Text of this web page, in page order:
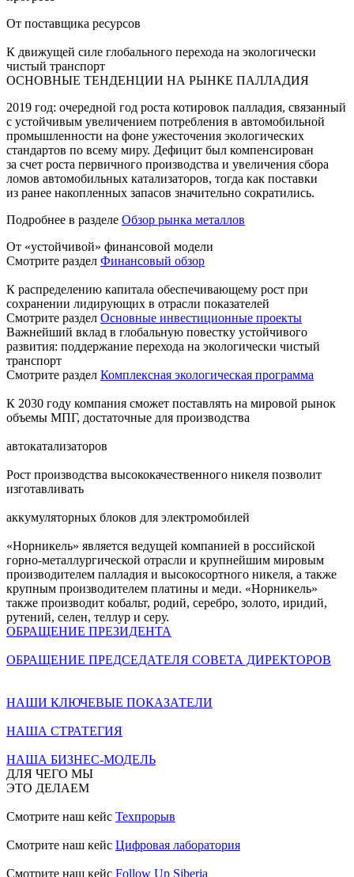
От поставщика ресурсов
К движущей силе глобального перехода на экологически
чистый транспорт
ОСНОВНЫЕ ТЕНДЕНЦИИ НА РЫНКЕ ПАЛЛАДИЯ
2019 год: очередной год роста котировок палладия, связанный
с устойчивым увеличением потребления в автомобильной
промышленности на фоне ужесточения экологических
стандартов по всему миру. Дефицит был компенсирован
за счет роста первичного производства и увеличения сбора
ломов автомобильных катализаторов, тогда как поставки
из ранее накопленных запасов значительно сократились.
Подробнее в разделе Обзор рынка металлов
От «устойчивой» финансовой модели
Смотрите раздел Финансовый обзор
К распределению капитала обеспечивающему рост при
сохранении лидирующих в отрасли показателей
Смотрите раздел Основные инвестиционные проекты
Важнейший вклад в глобальную повестку устойчивого
развития: поддержание перехода на экологически чистый
транспорт
Смотрите раздел Комплексная экологическая программа
К 2030 году компания сможет поставлять на мировой рынок
объемы МПГ, достаточные для производства
автокатализаторов
Рост производства высококачественного никеля позволит
изготавливать
аккумуляторных блоков для электромобилей
«Норникель» является ведущей компанией в российской
горно-металлургической отрасли и крупнейшим мировым
производителем палладия и высокосортного никеля, а также
крупным производителем платины и меди. «Норникель»
также производит кобальт, родий, серебро, золото, иридий,
рутений, селен, теллур и серу.
ОБРАЩЕНИЕ ПРЕЗИДЕНТА
ОБРАЩЕНИЕ ПРЕДСЕДАТЕЛЯ СОВЕТА ДИРЕКТОРОВ
НАШИ КЛЮЧЕВЫЕ ПОКАЗАТЕЛИ
НАША СТРАТЕГИЯ
НАША БИЗНЕС-МОДЕЛЬ
ДЛЯ ЧЕГО МЫ
ЭТО ДЕЛАЕМ
Смотрите наш кейс Техпрорыв
Смотрите наш кейс Цифровая лаборатория
Смотрите наш кейс Follow Up Siberia